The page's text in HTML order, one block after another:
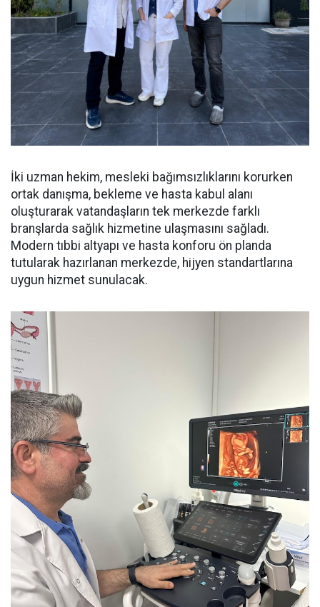
İki uzman hekim, mesleki bağımsızlıklarını korurken
ortak danışma, bekleme ve hasta kabul alanı
oluşturarak vatandaşların tek merkezde farklı
branşlarda sağlık hizmetine ulaşmasını sağladı.
Modern tıbbi altyapı ve hasta konforu ön planda
tutularak hazırlanan merkezde, hijyen standartlarına
uygun hizmet sunulacak.